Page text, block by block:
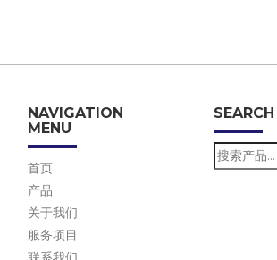
NAVIGATION
MENU
首页
产品
关于我们
服务项目
SEARCH
搜
索：